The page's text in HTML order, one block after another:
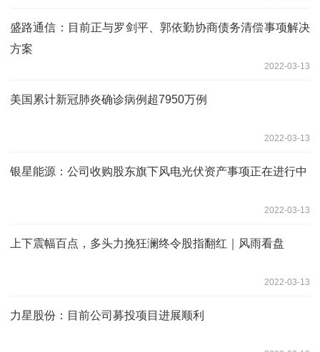
盛路通信：目前正与罗剑平、郭依勤协商债务清偿事项解决
方案
2022-03-13
美国累计新冠肺炎确诊病例超7950万例
2022-03-13
银星能源：公司收购股东旗下风电光伏资产事项正在进行中
2022-03-13
上下震幅百点，多头力挽狂澜终令股指翻红｜风雨看盘
2022-03-13
力星股份：目前公司募投项目进展顺利